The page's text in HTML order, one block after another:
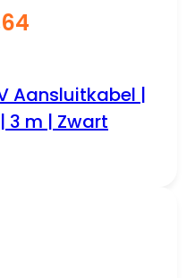
Aansluitkabel |
3 m | Zwart